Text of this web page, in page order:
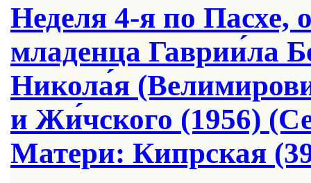
Неделя 4-я по Пасхе,
младенца Гаврии́ла
Никола́я
и Жи́чского (1956)
Матери: Кипрская